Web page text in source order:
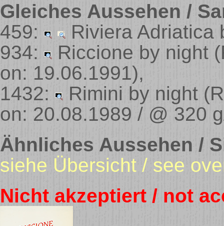
Gleiches Aussehen /
459:
Riviera
934:
Riccione by night
on: 19.06.1991),
1432:
Rimini by night
on: 20.08.1989 / @ 320
Ähnliches Aussehen /
siehe Übersicht / see
Nicht akzeptiert / not